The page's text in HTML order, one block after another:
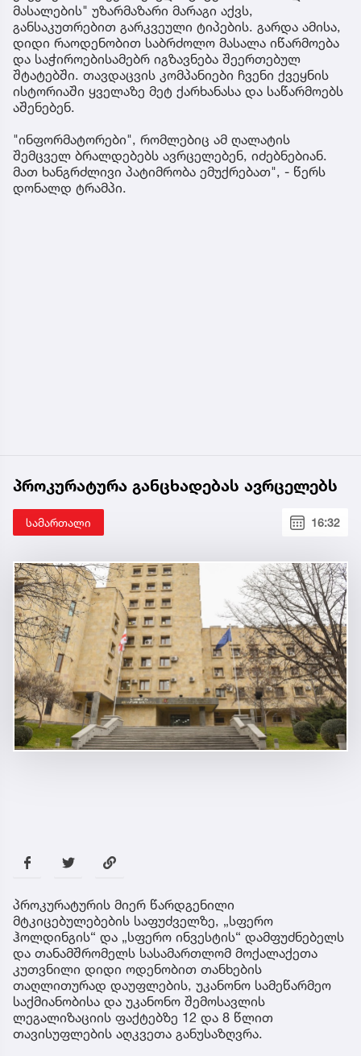
მასალების" უზარმაზარი მარაგი აქვს,
განსაკუთრებით გარკვეული ტიპების. გარდა ამისა,
დიდი რაოდენობით საბრძოლო მასალა იწარმოება
და საჭიროებისამებრ იგზავნება შეერთებულ
შტატებში. თავდაცვის კომპანიები ჩვენი ქვეყნის
ისტორიაში ყველაზე მეტ ქარხანასა და საწარმოებს
აშენებენ.
"ინფორმატორები", რომლებიც ამ ღალატის
შემცველ ბრალდებებს ავრცელებენ, იძებნებიან.
მათ ხანგრძლივი პატიმრობა ემუქრებათ", - წერს
დონალდ ტრამპი.
პროკურატურა განცხადებას ავრცელებს
სამართალი 16:32
პროკურატურის მიერ წარდგენილი
მტკიცებულებების საფუძველზე, „სფერო
ჰოლდინგის“ და „სფერო ინვესტის“ დამფუძნებელს
და თანამშრომელს სასამართლომ მოქალაქეთა
კუთვნილი დიდი ოდენობით თანხების
თაღლითურად დაუფლების, უკანონო სამეწარმეო
საქმიანობისა და უკანონო შემოსავლის
ლეგალიზაციის ფაქტებზე 12 და 8 წლით
თავისუფლების აღკვეთა განუსაზღვრა.